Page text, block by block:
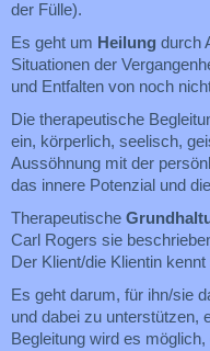
der Fülle).
Es geht um Heilung durch
Situationen der
und Entfalten von noch
Die therapeutische
ein, körperlich, seelisch,
Aussöhnung mit der
das innere Potenzial und
Therapeutische
Carl Rogers sie
Der Klient/die Klientin
Es geht darum, für ihn/sie
und dabei zu unterstützen,
Begleitung wird es